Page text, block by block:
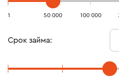
1 50 000 100 000
Срок займа: